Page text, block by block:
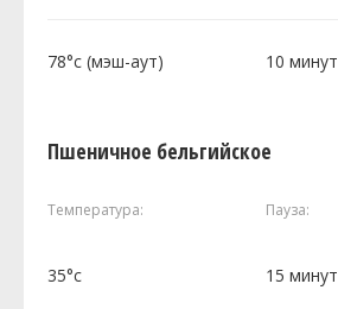
78°c (мэш-аут) 10 минут
Пшеничное бельгийское
Температура: Пауза:
35°c 15 минут